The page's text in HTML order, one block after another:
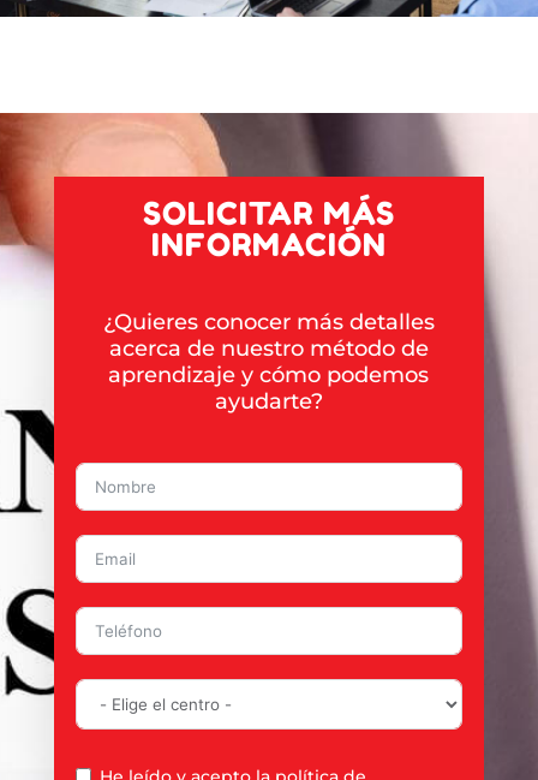
SOLICITAR MÁS
INFORMACIÓN
¿Quieres conocer más detalles
acerca de nuestro método de
aprendizaje y cómo podemos
ayudarte?